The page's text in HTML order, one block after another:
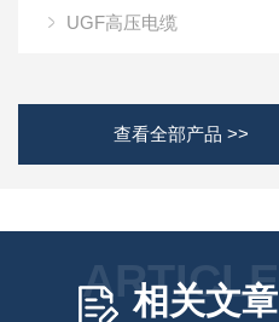
UGF高压电缆
查看全部产品 >>
ARTICLE
相关文章